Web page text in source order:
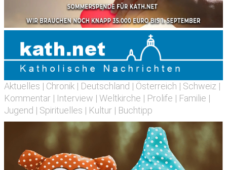
Aktuelles | Chronik | Deutschland | Österreich | Schweiz |
Kommentar | Interview | Weltkirche | Prolife | Familie |
Jugend | Spirituelles | Kultur | Buchtipp